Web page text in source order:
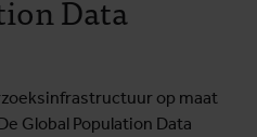
op maat
Global Population Data